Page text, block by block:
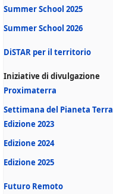
Summer School 2025
Summer School 2026
DiSTAR per il territorio
Iniziative di divulgazione
Proximaterra
Settimana del Pianeta Terra
Edizione 2023
Edizione 2024
Edizione 2025
Futuro Remoto